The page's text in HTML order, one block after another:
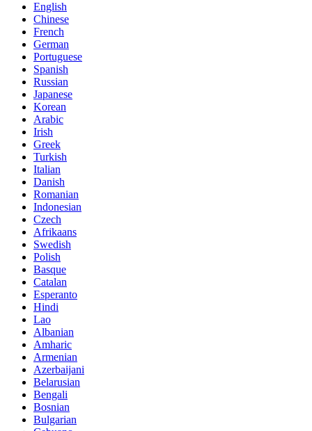
English
Chinese
French
German
Portuguese
Spanish
Russian
Japanese
Korean
Arabic
Irish
Greek
Turkish
Italian
Danish
Romanian
Indonesian
Czech
Afrikaans
Swedish
Polish
Basque
Catalan
Esperanto
Hindi
Lao
Albanian
Amharic
Armenian
Azerbaijani
Belarusian
Bengali
Bosnian
Bulgarian